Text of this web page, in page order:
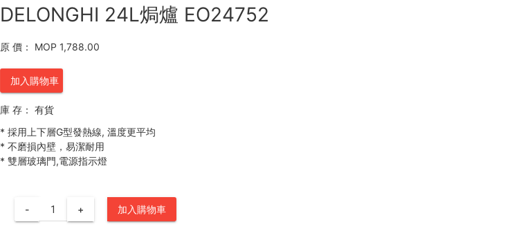
DELONGHI 24L焗爐 EO24752
原 價： MOP 1,788.00
加入購物車
庫 存：
有貨
* 採用上下層G型發熱線, 溫度更平均
* 不磨損內壁，易潔耐用
* 雙層玻璃門,電源指示燈
- + 加入購物車